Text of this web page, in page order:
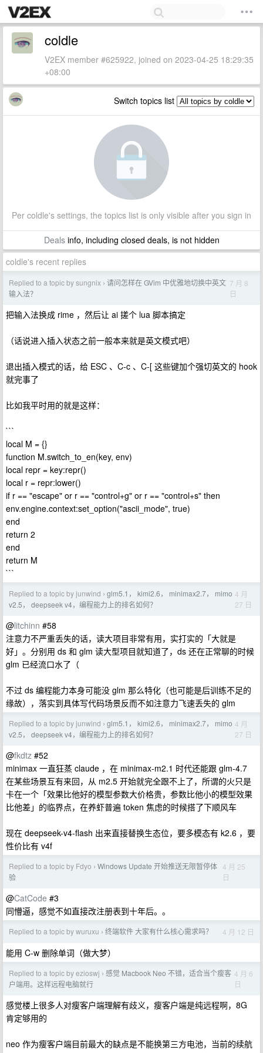
coldle
V2EX member #625922, joined on 2023-04-25 18:29:35
+08:00
Switch topics list
Per coldle's settings, the topics list is only visible after you sign in
Dealsinfo, including closed deals, is not hidden
coldle's recent replies
Replied to a topic by sungnix › 请问怎样在 GVim 中优雅地切换中英文
输入法？
7 月 8
日
把输入法换成 rime ，然后让 ai 搓个 lua 脚本搞定
（话说进入插入状态之前一般本来就是英文模式吧）
退出插入模式的话，给 ESC 、C-c 、C-[ 这些键加个强切英文的 hook
就完事了
比如我平时用的就是这样：
```
local M = {}
function M.switch_to_en(key, env)
local repr = key:repr()
local r = repr:lower()
if r == "escape" or r == "control+g" or r == "control+s" then
env.engine.context:set_option("ascii_mode", true)
end
return 2
end
return M
```
Replied to a topic by junwind › glm5.1， kimi2.6， minimax2.7， mimo
v2.5， deepseek v4，编程能力上的排名如何？
4 月
27 日
@litchinn #58
注意力不严重丢失的话，读大项目非常有用，实打实的「大就是
好」。分别用 ds 和 glm 读大型项目就知道了，ds 还在正常聊的时候
glm 已经流口水了（
不过 ds 编程能力本身可能没 glm 那么特化（也可能是后训练不足的
缘故），落实到具体写代码场景反而不如注意力飞速丢失的 glm
Replied to a topic by junwind › glm5.1， kimi2.6， minimax2.7， mimo
v2.5， deepseek v4，编程能力上的排名如何？
4 月
27 日
@fkdtz #52
minimax 一直狂蒸 claude ，在 minimax-m2.1 时代还能跟 glm-4.7
在某些场景互有来回，从 m2.5 开始就完全跟不上了，所谓的火只是
卡在一个「效果比他好的模型参数大价格贵，参数比他小的模型效果
比他差」的临界点，在养虾普遍 token 焦虑的时候搭了下顺风车
现在 deepseek-v4-flash 出来直接替换生态位，要多模态有 k2.6 ，要
性价比有 v4f
Replied to a topic by Fdyo › Windows Update 开始推送无限暂停体
验
4 月 25
日
@CatCode #3
同懵逼，感觉不如直接改注册表到十年后。。
Replied to a topic by wuruxu › 终端软件 大家有什么核心需求吗？ 4 月 12 日
能用 C-w 删除单词（做大梦）
Replied to a topic by ezioswj › 感觉 Macbook Neo 不错，适合当个瘦客
户端用。这样远程电脑就行
4 月 6
日
感觉楼上很多人对瘦客户端理解有歧义，瘦客户端是纯远程啊，8G
肯定够用的
neo 作为瘦客户端目前最大的缺点是不能换第三方电池，当前的续航